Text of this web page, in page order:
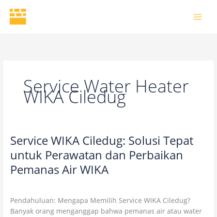
content
Service Water Heater
WIKA Ciledug
Service WIKA Ciledug: Solusi Tepat
untuk Perawatan dan Perbaikan
Pemanas Air WIKA
Pendahuluan: Mengapa Memilih Service WIKA Ciledug?
Banyak orang menganggap bahwa pemanas air atau water
Service
Ciledug:
Solusi
Perawatan
dan